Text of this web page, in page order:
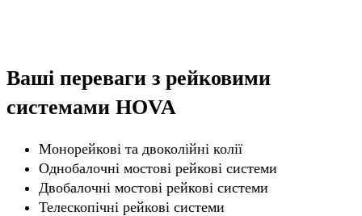
Ваші переваги з рейковими
системами HOVA
Монорейкові та двоколійні колії
Однобалочні мостові рейкові системи
Двобалочні мостові рейкові системи
Телескопічні рейкові системи